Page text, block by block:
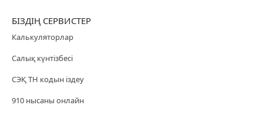
БІЗДІҢ СЕРВИСТЕР
Калькуляторлар
Салық күнтізбесі
СЭҚ ТН кодын іздеу
910 нысаны онлайн